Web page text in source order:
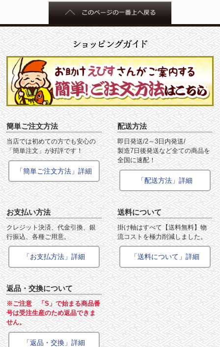
簡単ご注文方法
当店では初めての方でも安心の
「簡単注文」が好評です！
「簡単ご注文方法」詳細
配送方法
即日発送/2～3日内発送/
製造7日後発送など全ての商品を
全国に速配！
「配送方法」詳細
お支払い方法
クレジット決済、代金引換、銀
行振込、各種ご用意。
「お支払方法」詳細
送料について
掛け軸はすべて【送料無料】物
流コストを極力削減しました。
「送料について」詳細
返品・交換について
※ご注意 「S」で始まる商品番
号は受注生産のため返品できま
せん。
「返品・交換」詳細